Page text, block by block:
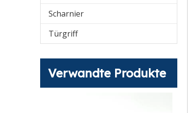
Scharnier
Türgriff
Verwandte Produkte